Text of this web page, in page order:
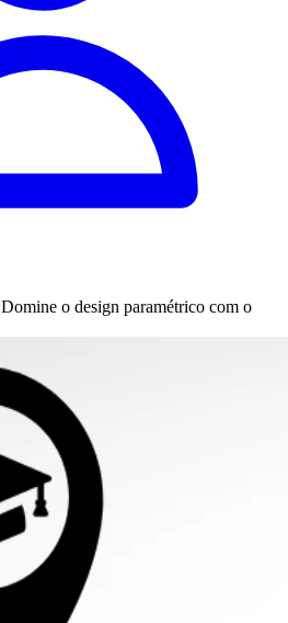
Domine o design paramétrico com o